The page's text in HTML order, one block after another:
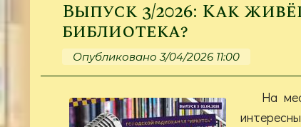
Выпуск 3/2026: Как
библиотека?
Опубликовано 3/04/2026 11:00
На